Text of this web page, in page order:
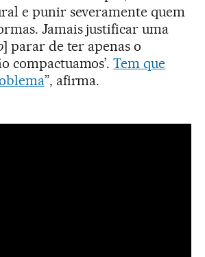
e punir severamente quem
Jamais justificar uma
] parar de ter apenas o
compactuamos’.Tem que
”, afirma.